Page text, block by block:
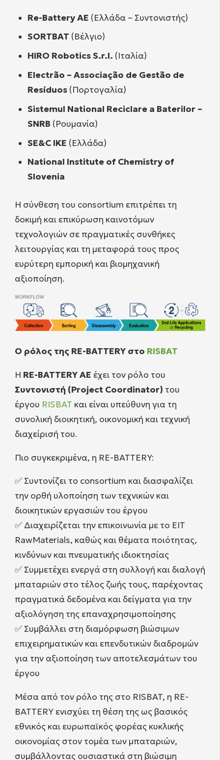
Re-Battery AE (Ελλάδα – Συντονιστής)
SORTBAT (Βέλγιο)
HIRO RoboticsS.r.l. (Ιταλία)
Electrão – Associação de Gestão de
Resíduos (Πορτογαλία)
Sistemul National Reciclare a Baterilor –
SNRB (Ρουμανία)
SE&C IKE (Ελλάδα)
National Institute of Chemistry of
Slovenia
Η σύνθεση του consortium επιτρέπει τη
δοκιμή και επικύρωση καινοτόμων
τεχνολογιών σε πραγματικές συνθήκες
λειτουργίας και τη μεταφορά τους προς
ευρύτερη εμπορική και βιομηχανική
αξιοποίηση.
Ο ρόλος της RE-BATTERY στο RISBAT
Η RE-BATTERY AE έχει τον ρόλο του
Συντονιστή (Project Coordinator) του
έργου RISBAT και είναι υπεύθυνη για τη
συνολική διοικητική, οικονομική και τεχνική
διαχείρισή του.
Πιο συγκεκριμένα, η RE-BATTERY:
✅ Συντονίζει το consortium και διασφαλίζει
την ορθή υλοποίηση των τεχνικών και
διοικητικών εργασιών του έργου
✅ Διαχειρίζεται την επικοινωνία με το EIT
RawMaterials, καθώς και θέματα ποιότητας,
κινδύνων και πνευματικής ιδιοκτησίας
✅ Συμμετέχει ενεργά στη συλλογή και διαλογή
μπαταριών στο τέλος ζωής τους, παρέχοντας
πραγματικά δεδομένα και δείγματα για την
αξιολόγηση της επαναχρησιμοποίησης
✅ Συμβάλλει στη διαμόρφωση βιώσιμων
επιχειρηματικών και επενδυτικών διαδρομών
για την αξιοποίηση των αποτελεσμάτων του
έργου
Μέσα από τον ρόλο της στο RISBAT, η RE-
BATTERY ενισχύει τη θέση της ως βασικός
εθνικός και ευρωπαϊκός φορέας κυκλικής
οικονομίας στον τομέα των μπαταριών,
συμβάλλοντας ουσιαστικά στη βιώσιμη